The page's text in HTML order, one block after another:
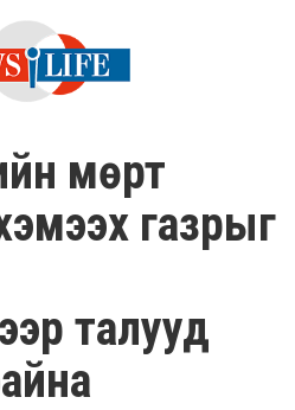
мөрт
газрыг
талууд